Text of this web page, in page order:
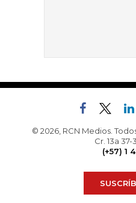
© 2026, RCN Medios.
Cr. 13a
(+57) 1